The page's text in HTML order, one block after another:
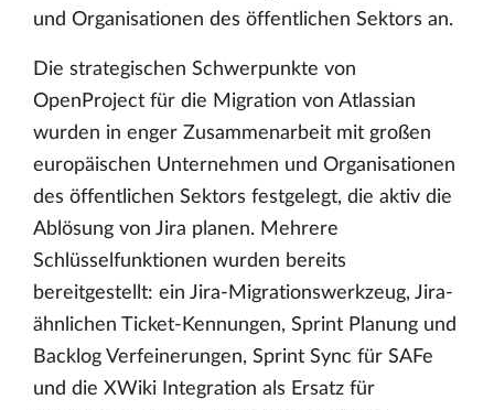
und Organisationen des öffentlichen Sektors an.
Die strategischen Schwerpunkte von
OpenProject für die Migration von Atlassian
wurden in enger Zusammenarbeit mit großen
europäischen Unternehmen und Organisationen
des öffentlichen Sektors festgelegt, die aktiv die
Ablösung von Jira planen. Mehrere
Schlüsselfunktionen wurden bereits
bereitgestellt: ein Jira-Migrationswerkzeug, Jira-
ähnlichen Ticket-Kennungen, Sprint Planung und
Backlog Verfeinerungen, Sprint Sync für SAFe
und die XWiki Integration als Ersatz für